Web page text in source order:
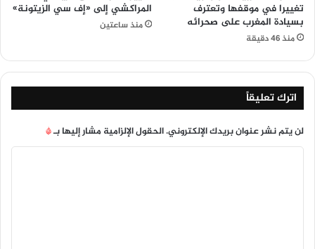
تغييرا في موقفها وتعترف
بسيادة المغرب على صحرائه
منذ 46 دقيقة
المراكشي إلى «إف سي الزيتونة»
منذ ساعتين
اترك تعليقاً
لن يتم نشر عنوان بريدك الإلكتروني.الحقول الإلزامية مشار إليها بـ*